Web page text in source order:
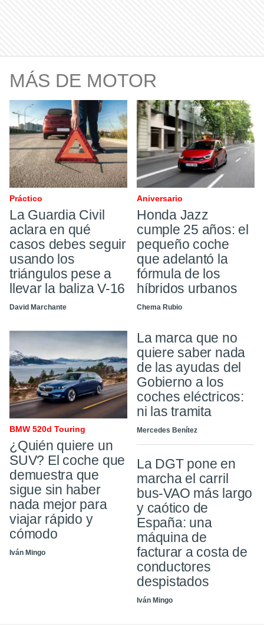
MÁS DE MOTOR
Práctico
La Guardia Civil
aclara en qué
casos debes seguir
usando los
triángulos pese a
llevar la baliza V-16
David Marchante
Aniversario
Honda Jazz
cumple 25 años: el
pequeño coche
que adelantó la
fórmula de los
híbridos urbanos
Chema Rubio
BMW 520d Touring
¿Quién quiere un
SUV? El coche que
demuestra que
sigue sin haber
nada mejor para
viajar rápido y
cómodo
Iván Mingo
La marca que no
quiere saber nada
de las ayudas del
Gobierno a los
coches eléctricos:
ni las tramita
Mercedes Benítez
La DGT pone en
marcha el carril
bus-VAO más largo
y caótico de
España: una
máquina de
facturar a costa de
conductores
despistados
Iván Mingo